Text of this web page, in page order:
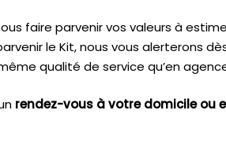
faire parvenir vos valeurs à
le Kit, nous vous alerterons
qualité de service qu’en
rendez-vous à votre domicile ou